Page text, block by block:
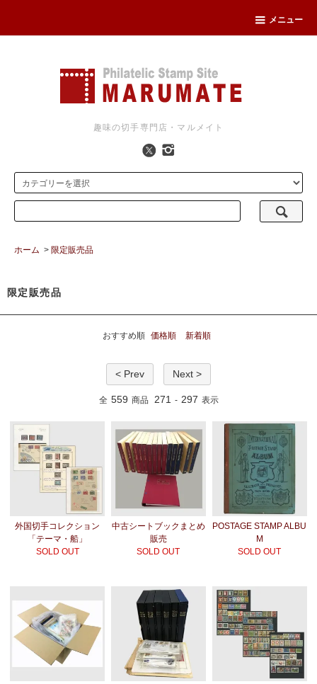
メニュー
趣味の切手専門店・マルメイト
ホーム > 限定販売品
限定販売品
おすすめ順 価格順 新着順
< Prev Next >
全 559 商品 271 - 297 表示
外国切手コレクション
「テーマ・船」
SOLD OUT
中古シートブックまとめ
販売
SOLD OUT
POSTAGE STAMP ALBU
M
SOLD OUT